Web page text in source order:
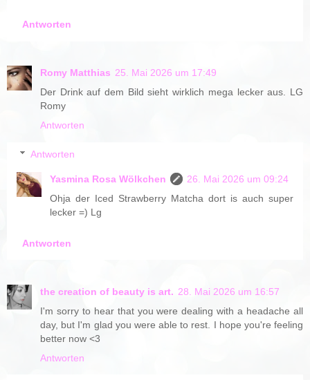
Antworten
Romy Matthias 25. Mai 2026 um 17:49
Der Drink auf dem Bild sieht wirklich mega lecker aus. LG
Romy
Antworten
Antworten
Yasmina Rosa Wölkchen
26. Mai 2026 um 09:24
Ohja der Iced Strawberry Matcha dort is auch super
lecker =) Lg
Antworten
the creation of beauty is art. 28. Mai 2026 um 16:57
I'm sorry to hear that you were dealing with a headache all
day, but I'm glad you were able to rest. I hope you're feeling
better now <3
Antworten